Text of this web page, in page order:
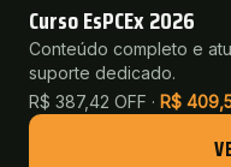
Curso EsPCEx 2026
Conteúdo completo e
suporte dedicado.
R$ 387,42 OFF · R$